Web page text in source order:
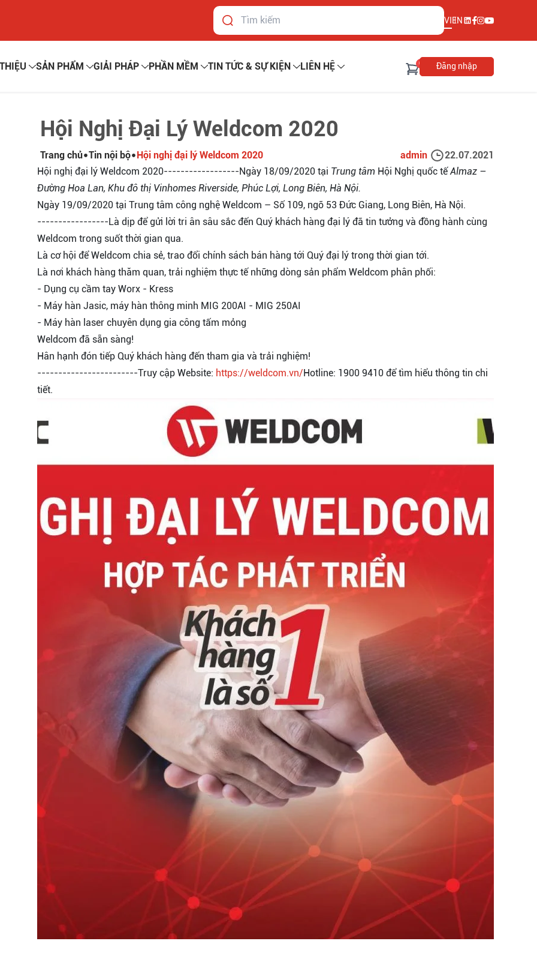
VIEN
SẢN PHẨM GIẢI PHÁP PHẦN MỀM TIN TỨC & SỰ KIỆN LIÊN HỆ 0 Đăng nhập
Hội Nghị Đại Lý Weldcom 2020
Trang chủ Tin nội bộ Hội nghị đại lý Weldcom 2020 admin
22.07.2021
Hội nghị đại lý Weldcom 2020------------------Ngày 18/09/2020 tại Trung tâm Hội Nghị quốc tếAlmaz –
Đường Hoa Lan, Khu đô thị Vinhomes Riverside, Phúc Lợi, Long Biên, Hà Nội.
Ngày 19/09/2020 tại Trung tâm công nghệ Weldcom – Số 109, ngõ 53 Đức Giang, Long Biên, Hà Nội.
-----------------Là dịp để gửi lời tri ân sâu sắc đến Quý khách hàng đại lý đã tin tưởng và đồng hành cùng
Weldcom trong suốt thời gian qua.
Là cơ hội để Weldcom chia sẻ, trao đổi chính sách bán hàng tới Quý đại lý trong thời gian tới.
Là nơi khách hàng thăm quan, trải nghiệm thực tế những dòng sản phẩm Weldcom phân phối:
- Dụng cụ cầm tay Worx - Kress
- Máy hàn Jasic, máy hàn thông minh MIG 200AI - MIG 250AI
- Máy hàn laser chuyên dụng gia công tấm mỏng
Weldcom đã sẵn sàng!
Hân hạnh đón tiếp Quý khách hàng đến tham gia và trải nghiệm!
------------------------Truy cập Website: https://weldcom.vn/Hotline: 1900 9410 để tìm hiểu thông tin chi
tiết.